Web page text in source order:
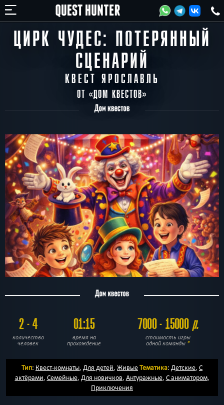
ЦИРК ЧУДЕС: ПОТЕРЯННЫЙ
СЦЕНАРИЙ
КВЕСТ ЯРОСЛАВЛЬ
ОТ «ДОМ КВЕСТОВ»
2 - 4
количество
человек
01:15
время на
прохождение
7000 - 15000 р.
стоимость игры
одной команды *
Тип: Квест-комнаты, Для детей, ЖивыеТематика: Детские, С
актёрами, Семейные, Для новичков, Антуражные, С аниматором,
Приключения